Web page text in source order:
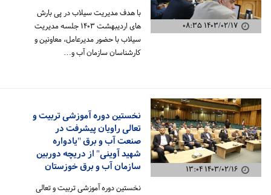
۱۴۰۳/۰۲/۱۷ ۰۸:۳۵
با هدف مدیریت سیلاب در پی بارش
های اردیبهشت ۱۴۰۳ جلسه مدیریت
سیلاب با حضور مدیرعامل، معاونین و
کارشناسان سازمان آب و…
۱۴۰۳/۰۲/۱۶ ۱۳:۰۴
نخستین دوره آموزشی تربیت و
تعالی راویان پیشرفت در
صنعت آب و برق "یادواره
شهید آوینی" از دریچه دوربین
سازمان آب و برق خوزستان
نخستین دوره آموزشی تربیت و تعالی